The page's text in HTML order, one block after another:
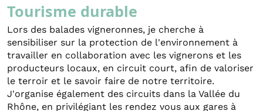
Tourisme durable
Lors des balades vigneronnes, je cherche à
sensibiliser sur la protection de l'environnement à
travailler en collaboration avec les vignerons et les
producteurs locaux, en circuit court, afin de valoriser
le terroir et le savoir faire de notre territoire.
J'organise également des circuits dans la Vallée du
Rhône, en privilégiant les rendez vous aux gares à